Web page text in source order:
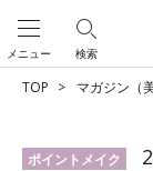
検索
メニュー
TOP マガジン（
ポイントメイク